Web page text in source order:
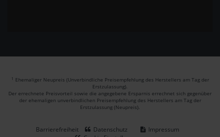
1 Ehemaliger Neupreis (Unverbindliche Preisempfehlung des Herstellers am Tag der
Erstzulassung).
Der errechnete Preisvorteil sowie die angegebene Ersparnis errechnet sich gegenüber
der ehemaligen unverbindlichen Preisempfehlung des Herstellers am Tag der
Erstzulassung (Neupreis).
Barrierefreiheit Datenschutz
Impressum